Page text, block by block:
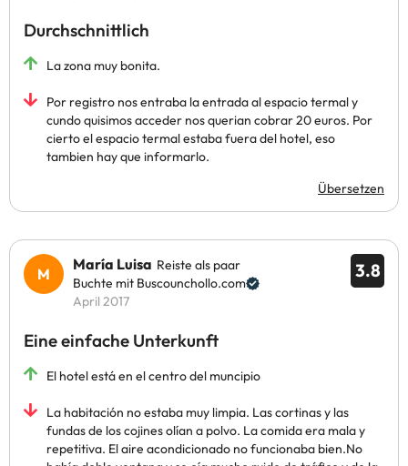
Durchschnittlich
La zona muy bonita.
Por registro nos entraba la entrada al espacio termal y
cundo quisimos acceder nos querian cobrar 20 euros. Por
cierto el espacio termal estaba fuera del hotel, eso
tambien hay que informarlo.
Übersetzen
3.8
María Luisa Reiste als paar
Buchte mit Buscounchollo.com
April 2017
Eine einfache Unterkunft
El hotel está en el centro del muncipio
La habitación no estaba muy limpia. Las cortinas y las
fundas de los cojines olían a polvo. La comida era mala y
repetitiva. El aire acondicionado no funcionaba bien.No